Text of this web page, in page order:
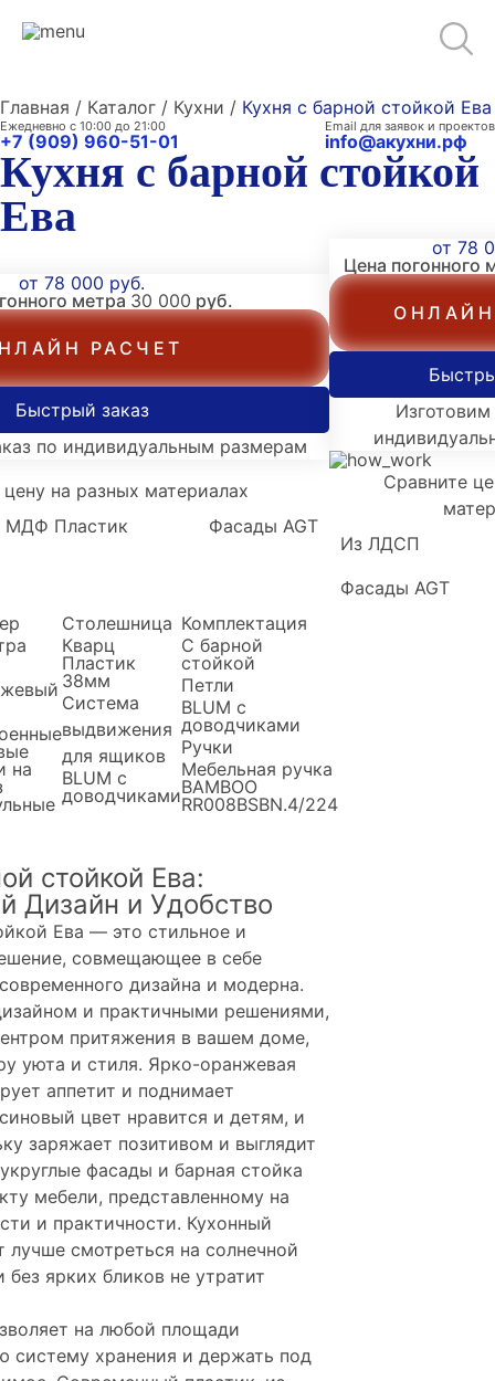
Главная / Каталог / Кухни / Кухня с барной стойкой Ева
Ежедневно с 10:00 до 21:00
+7 (909) 960-51-01
Email для заявок и проектов
info@акухни.рф
Кухня с барной стойкой
Ева
от 78 000 руб.
метра 30 000 руб.
РАСЧЕТ
Быстрый заказ
по индивидуальным размерам
на разных материалах
МДФ Пластик
Фасады AGT
на
Столешница
Кварц
Пластик
38мм
Система
выдвижения
для ящиков
BLUM с
доводчиками
Комплектация
С барной
стойкой
Петли
BLUM с
доводчиками
Ручки
Мебельная ручка
BAMBOO
RR008BSBN.4/224
стойкой Ева:
Дизайн и Удобство
Ева — это стильное и
совмещающее в себе
дизайна и модерна.
и практичными решениями,
притяжения в вашем доме,
уюта и стиля. Ярко-оранжевая
аппетит и поднимает
цвет нравится и детям, и
заряжает позитивом и выглядит
фасады и барная стойка
мебели, представленному на
и практичности. Кухонный
лучше смотреться на солнечной
ярких бликов не утратит
на любой площади
систему хранения и держать под
от 78
Цена погонного
Изготовим
Сравните
Из ЛДСП
Фасады AGT